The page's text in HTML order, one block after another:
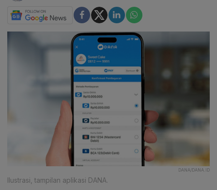
DANA/DANA.ID
Ilustrasi, tampilan aplikasi DANA.